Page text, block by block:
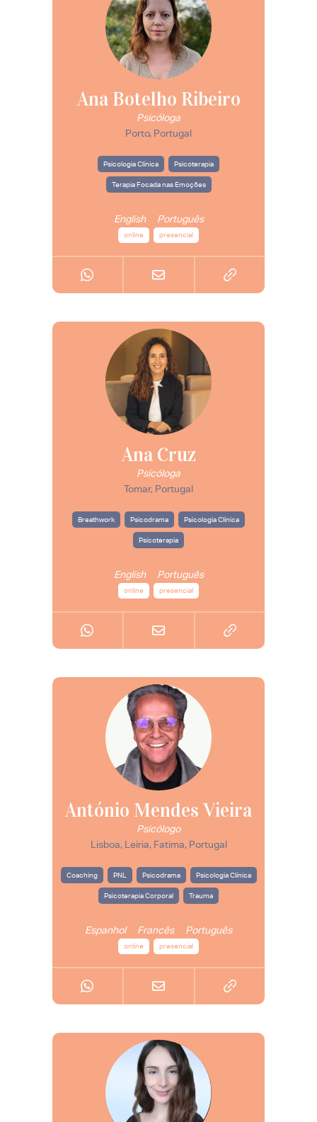
Ana Botelho Ribeiro
Psicóloga
Porto, Portugal
Psicologia Clínica Psicoterapia
Terapia Focada nas Emoções
English Português
online presencial
Ana Cruz
Psicóloga
Tomar, Portugal
Breathwork Psicodrama Psicologia Clínica
Psicoterapia
English Português
online presencial
António Mendes Vieira
Psicólogo
Lisboa, Leiria, Fatima, Portugal
Coaching PNL Psicodrama Psicologia Clínica
Psicoterapia Corporal Trauma
Espanhol Francês Português
online presencial